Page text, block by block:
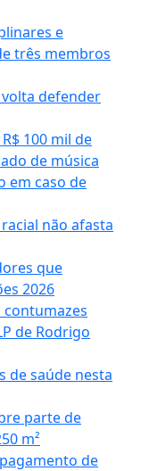
e
três membros
volta defender
100 mil de
de música
em caso de
não afasta
que
2026
contumazes
de Rodrigo
de saúde nesta
parte de
m²
de